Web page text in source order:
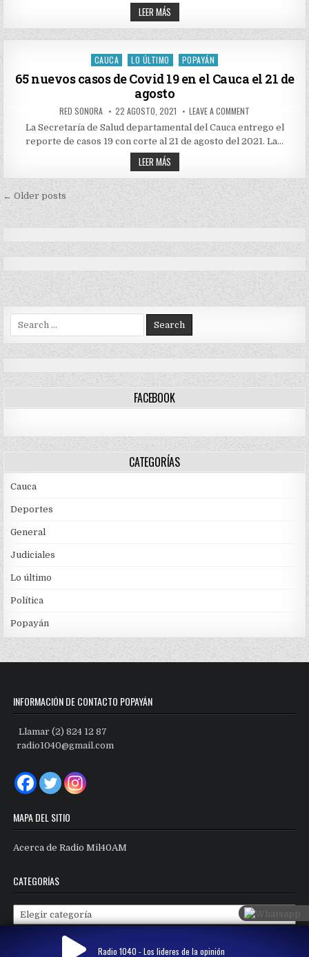
EL
EL
LEER MÁS25
NUEVOS
CASOS
DE
19
EN
EL
CAUCA
EL
22
DE
AGOSTO
Posted
CAUCA LO ÚLTIMO POPAYÁN
65 nuevos casos de Covid 19 en el Cauca el 21 de
agosto
AUTHOR:
RED SONORA PUBLISHED
DATE:
22 AGOSTO, 2021 LEAVE A COMMENT
NUEVOS
CASOS
DE
EL
La Secretaría de Salud departamental del Cauca entrego el
reporte de casos 19 con corte al 21 de agosto del 2021. La…
LEER MÁS65
NUEVOS
CASOS
EL
DE
AGOSTO
Navegación
entradas
← Older posts
Search
for:
FACEBOOK
CATEGORÍAS
Cauca
Deportes
General
Judiciales
Lo último
Política
Popayán
INFORMACIÓN DE CONTACTO POPAYÁN
Llamar (2) 824 12 87
radio1040@gmail.com
MAPA DEL SITIO
Acerca de Radio Mil40AM
CATEGORÍAS
Categorías
Radio 1040 - Los lideres de la opinión